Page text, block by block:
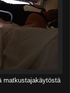
matkustajakäytöstä